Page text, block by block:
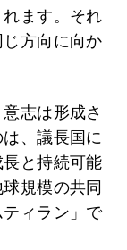
ます。それ
方向に向か
意志は形成さ
、議長国に
と持続可能
規模の共同
ィラン」で